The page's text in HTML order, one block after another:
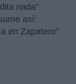
nada”
así:
en Zapatero”